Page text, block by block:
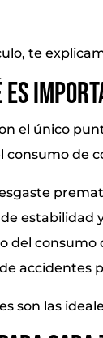
te
es
el único
consumo de
estabilidad
del consumo
accidentes
son las